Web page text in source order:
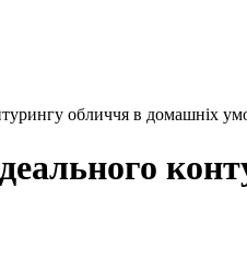
обличчя в домашніх